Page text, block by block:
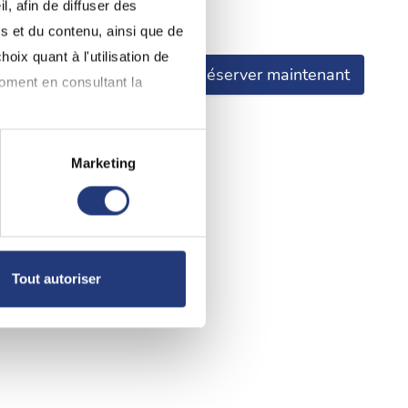
afin de diffuser des
et du contenu, ainsi que de
quant à l'utilisation de
en consultant la
mètres près
(empreintes
Marketing
Tout autoriser
avoir pris connaissance.
Réserver maintenant